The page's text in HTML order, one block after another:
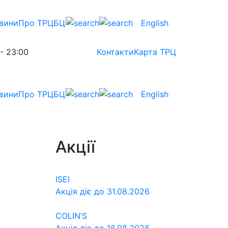
Про ТРЦБЦ English
23:00 КонтактиКарта ТРЦ
Про ТРЦБЦ English
Акції
ISEI
Акція діє до 31.08.2026
COLIN’S